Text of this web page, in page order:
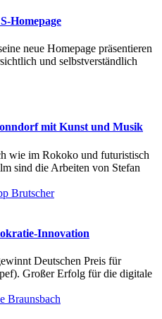
Homepage
neue Homepage präsentieren
und selbstverständlich
mit Kunst und Musik
wie im Rokoko und futuristisch
sind die Arbeiten von Stefan
Innovation
Deutschen Preis für
Großer Erfolg für die digitale